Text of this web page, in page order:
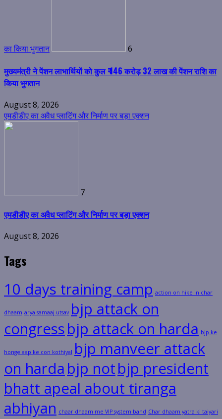
का किया भुगतान 6
मुख्यमंत्री ने पेंशन लाभार्थियों को कुल ₹ 146 करोड़ 32 लाख की पेंशन राशि का
किया भुगतान
August 8, 2026
एमडीडीए का अवैध प्लाटिंग और निर्माण पर बड़ा एक्शन
7
एमडीडीए का अवैध प्लाटिंग और निर्माण पर बड़ा एक्शन
August 8, 2026
Tags
10 days training camp action on hike in char
dhaam arya samaaj utsav bjp attack on
congressbjp attack on harda bjp ke
honge aap ke con kothiyal bjp manveer attack
on harda bjp notbjp president
bhatt apeal about tiranga
abhiyan chaar dhaam me VIP system band Char dhaam yatra ki taiyari